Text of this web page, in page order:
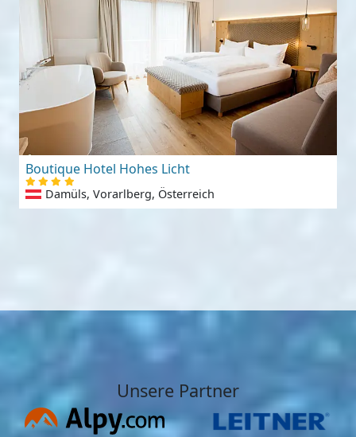
Boutique Hotel Hohes Licht
Damüls, Vorarlberg, Österreich
Unsere Partner